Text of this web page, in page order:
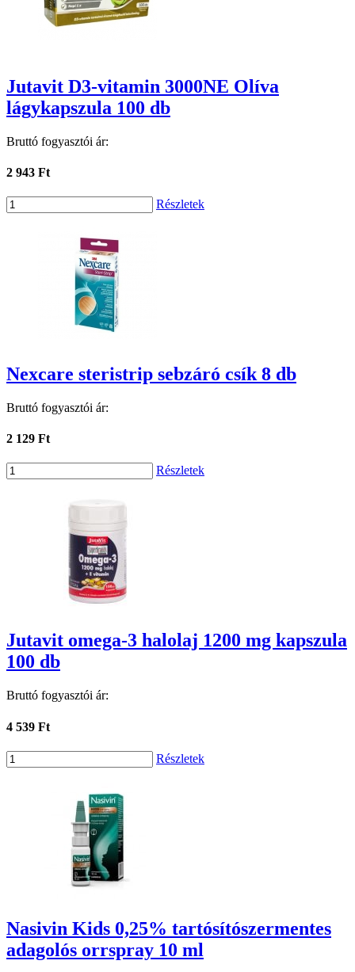
Jutavit D3-vitamin 3000NE Olíva
lágykapszula 100 db
Bruttó fogyasztói ár:
2 943 Ft
Részletek
Nexcare steristrip sebzáró csík 8 db
Bruttó fogyasztói ár:
2 129 Ft
Részletek
Jutavit omega-3 halolaj 1200 mg kapszula
100 db
Bruttó fogyasztói ár:
4 539 Ft
Részletek
Nasivin Kids 0,25% tartósítószermentes
adagolós orrspray 10 ml